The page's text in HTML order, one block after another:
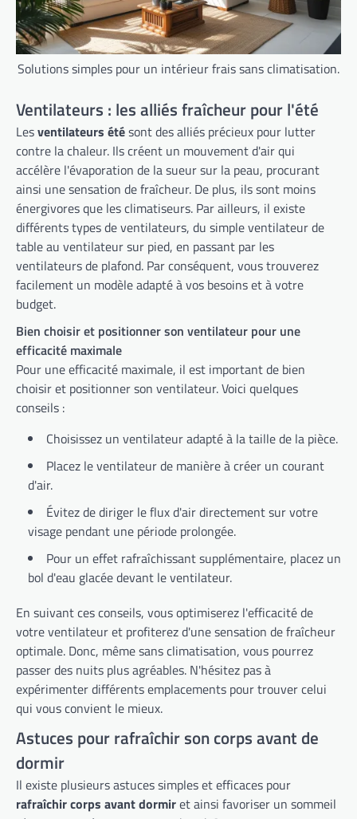
Solutions simples pour un intérieur frais sans climatisation.
Ventilateurs : les alliés fraîcheur pour l'été
Lesventilateurs étésont des alliés précieux pour lutter
contre la chaleur. Ils créent un mouvement d'air qui
accélère l'évaporation de la sueur sur la peau, procurant
ainsi une sensation de fraîcheur. De plus, ils sont moins
énergivores que les climatiseurs. Par ailleurs, il existe
différents types de ventilateurs, du simple ventilateur de
table au ventilateur sur pied, en passant par les
ventilateurs de plafond. Par conséquent, vous trouverez
facilement un modèle adapté à vos besoins et à votre
budget.
Bien choisir et positionner son ventilateur pour une
efficacité maximale
Pour une efficacité maximale, il est important de bien
choisir et positionner son ventilateur. Voici quelques
conseils :
Choisissez un ventilateur adapté à la taille de la pièce.
Placez le ventilateur de manière à créer un courant
d'air.
Évitez de diriger le flux d'air directement sur votre
visage pendant une période prolongée.
Pour un effet rafraîchissant supplémentaire, placez un
bol d'eau glacée devant le ventilateur.
En suivant ces conseils, vous optimiserez l'efficacité de
votre ventilateur et profiterez d'une sensation de fraîcheur
optimale. Donc, même sans climatisation, vous pourrez
passer des nuits plus agréables. N'hésitez pas à
expérimenter différents emplacements pour trouver celui
qui vous convient le mieux.
Astuces pour rafraîchir son corps avant de
dormir
Il existe plusieurs astuces simples et efficaces pour
rafraîchir corps avant dormiret ainsi favoriser un sommeil